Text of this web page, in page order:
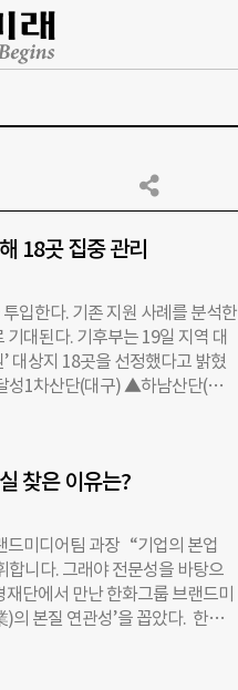
18곳 집중 관리
입한다. 기존 지원 사례를 분석한
대된다. 기후부는 19일 지역 대
대상지 18곳을 선정했다고 밝혔
성1차산단(대구) ▲하남산단(광
원했지만, 올해는 오염 우심지역
의 개별 입지 사업장까지 대상
원’ 사업은 주민 생활권과 인접
컨설팅 ▲대기오염 방지시설
관리 체계를 지원하는 사업이
수 있는 대기질 개선을 목표로
와 첨단 감시장비를 활용한 정
찾은 이유는?
드미디어팀 과장 “기업의 본업
합니다. 그래야 전문성을 바탕으
단에서 만난 한화그룹 브랜드미
)의 본질 연관성’을 꼽았다. 한화